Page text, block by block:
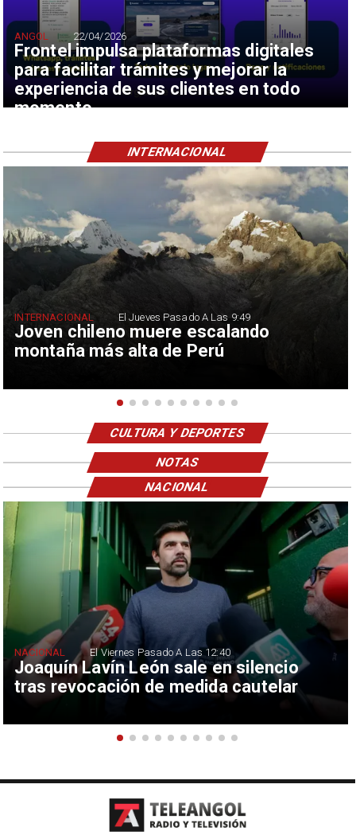
Frontel impulsa plataformas digitales
para facilitar trámites y mejorar la
experiencia de sus clientes en todo
momento
ANGOL 22/04/2026
Joven chileno muere escalando
montaña más alta de Perú
INTERNACIONAL El Jueves Pasado A Las 9:49
INTERNACIONAL
CULTURA Y DEPORTES
NOTAS
Joaquín Lavín León sale en silencio
tras revocación de medida cautelar
NACIONAL El Viernes Pasado A Las 12:40
NACIONAL